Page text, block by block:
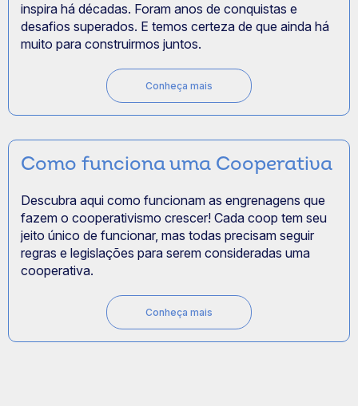
inspira há décadas. Foram anos de conquistas e
desafios superados. E temos certeza de que ainda há
muito para construirmos juntos.
Conheça mais
Como funciona uma Cooperativa
Descubra aqui como funcionam as engrenagens que
fazem o cooperativismo crescer! Cada coop tem seu
jeito único de funcionar, mas todas precisam seguir
regras e legislações para serem consideradas uma
cooperativa.
Conheça mais